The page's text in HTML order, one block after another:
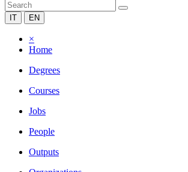
IT EN
×
Home
Degrees
Courses
Jobs
People
Outputs